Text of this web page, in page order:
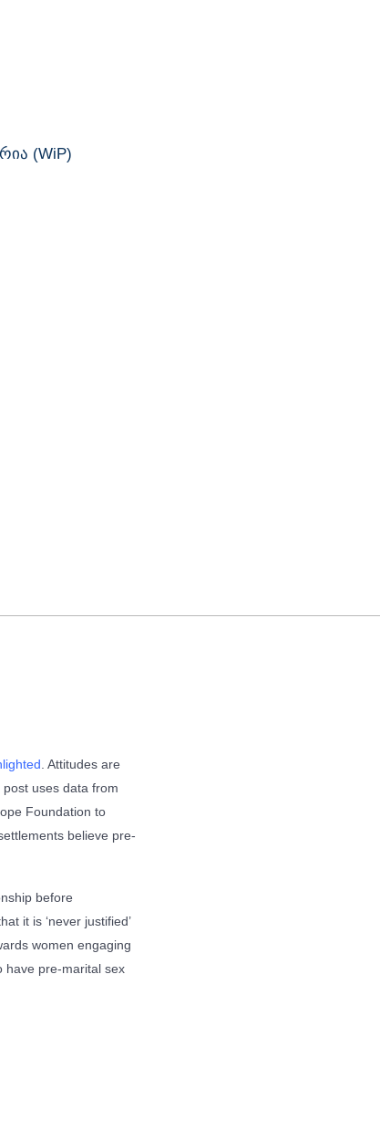
(WiP)
. Attitudes are
uses data from
Foundation to
believe pre-
before
it is ‘never justified’
women engaging
have pre-marital sex